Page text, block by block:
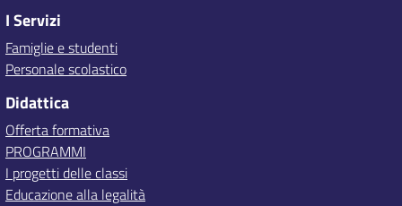
I Servizi
Famiglie e studenti
Personale scolastico
Didattica
Offerta formativa
PROGRAMMI
I progetti delle classi
Educazione alla legalità